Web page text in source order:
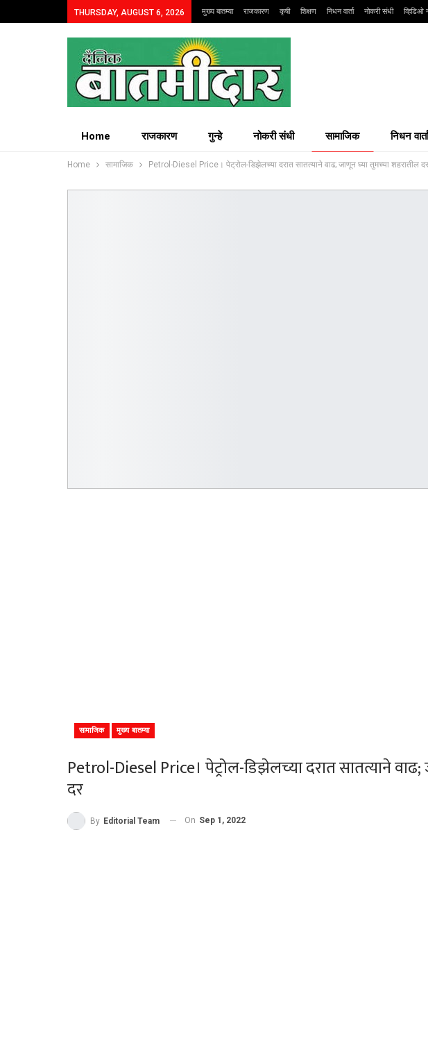
THURSDAY, AUGUST 6, 2026 मुख्य बातम्या राजकारण कृषी शिक्षण निधन वार्ता नोकरी संधी व्हिडिओ
Home राजकारण गुन्हे नोकरी संधी सामाजिक निधन वार्ता
Home सामाजिक Petrol-Diesel Price। पेट्रोल-डिझेलच्या दरात सातत्याने वाढ; जाणून घ्या तुमच्या शहरातील दर
सामाजिक मुख्य बातम्या
Petrol-Diesel Price। पेट्रोल-डिझेलच्या दरात सातत्याने
दर
By Editorial Team On Sep 1, 2022